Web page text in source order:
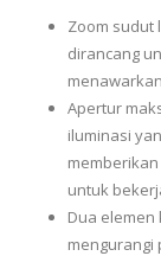
Zoom sudut
dirancang
Apertur
iluminasi
untuk
Dua elemen
mengurangi